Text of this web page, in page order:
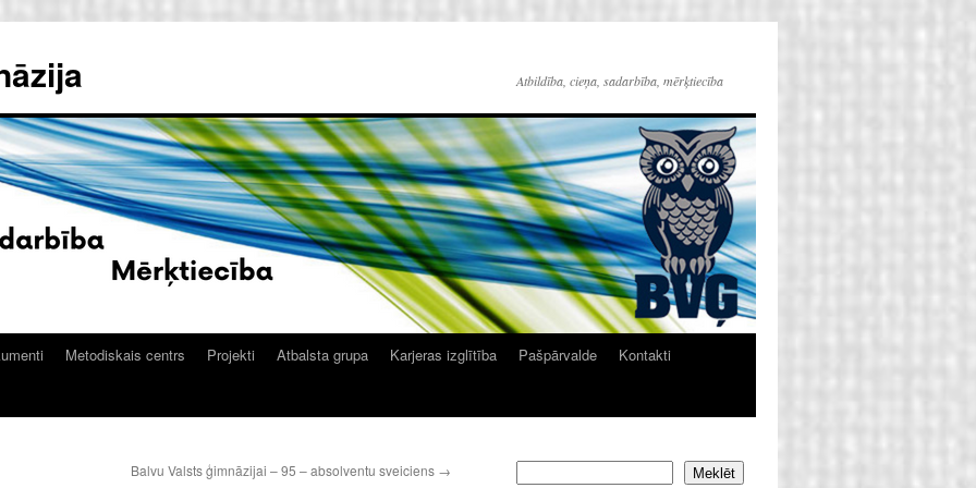
Atbildība, cieņa, sadarbība, mērķtiecība
Metodiskais centrs Projekti Atbalsta grupa Karjeras izglītība Pašpārvalde
Kontakti
Balvu Valsts ģimnāzijai – 95 – absolventu sveiciens → Meklēt